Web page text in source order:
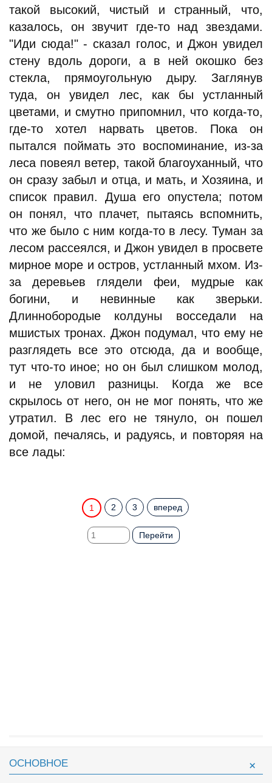
такой высокий, чистый и странный, что,
казалось, он звучит где-то над звездами.
"Иди сюда!" - сказал голос, и Джон увидел
стену вдоль дороги, а в ней окошко без
стекла, прямоугольную дыру. Заглянув
туда, он увидел лес, как бы устланный
цветами, и смутно припомнил, что когда-то,
где-то хотел нарвать цветов. Пока он
пытался поймать это воспоминание, из-за
леса повеял ветер, такой благоуханный, что
он сразу забыл и отца, и мать, и Хозяина, и
список правил. Душа его опустела; потом
он понял, что плачет, пытаясь вспомнить,
что же было с ним когда-то в лесу. Туман за
лесом рассеялся, и Джон увидел в просвете
мирное море и остров, устланный мхом. Из-
за деревьев глядели феи, мудрые как
богини, и невинные как зверьки.
Длиннобородые колдуны восседали на
мшистых тронах. Джон подумал, что ему не
разглядеть все это отсюда, да и вообще,
тут что-то иное; но он был слишком молод,
и не уловил разницы. Когда же все
скрылось от него, он не мог понять, что же
утратил. В лес его не тянуло, он пошел
домой, печалясь, и радуясь, и повторяя на
все лады:
1 2 3 вперед
Перейти
ОСНОВНОЕ